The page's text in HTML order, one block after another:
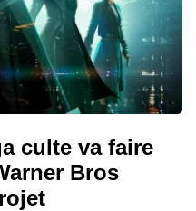
culte va faire
Bros